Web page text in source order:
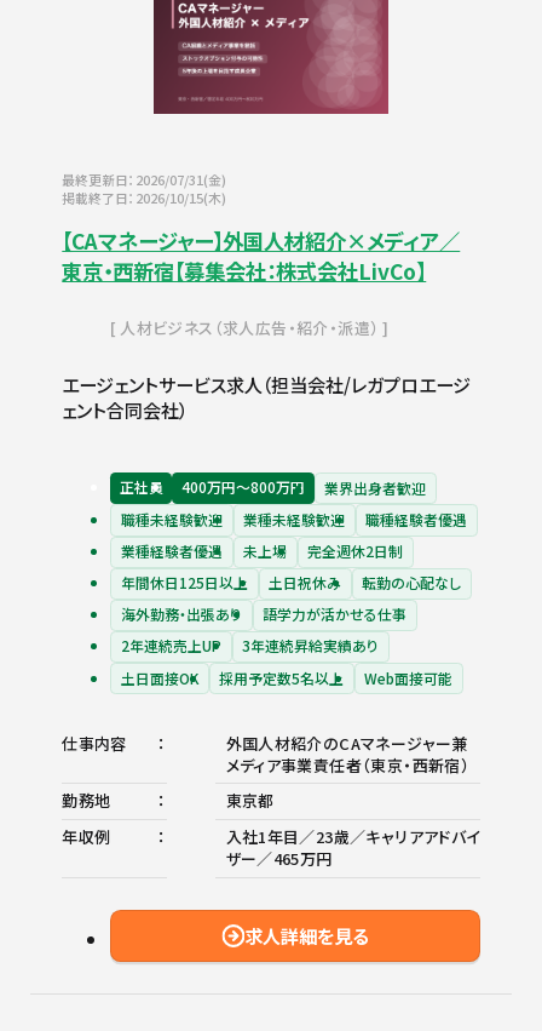
最終更新日：2026/07/31(金)
掲載終了日：2026/10/15(木)
【CAマネージャー】外国人材紹介×メディア／
東京・西新宿【募集会社：株式会社LivCo】
人材ビジネス（求人広告・紹介・派遣）
エージェントサービス求人（担当会社/レガプロエージ
ェント合同会社）
正社員 400万円〜800万円
業界出身者歓迎
職種未経験歓迎
業種未経験歓迎
職種経験者優遇
業種経験者優遇
未上場
完全週休2日制
年間休日125日以上
土日祝休み
転勤の心配なし
海外勤務・出張あり
語学力が活かせる仕事
2年連続売上UP
3年連続昇給実績あり
土日面接OK
採用予定数5名以上 Web面接可能
仕事内容
外国人材紹介のCAマネージャー兼
メディア事業責任者（東京・西新宿）
勤務地
東京都
年収例
入社1年目／23歳／キャリアアドバイ
ザー／465万円
求人詳細を見る